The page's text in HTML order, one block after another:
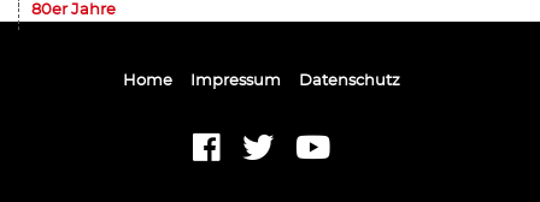
80er Jahre
Home Impressum Datenschutz